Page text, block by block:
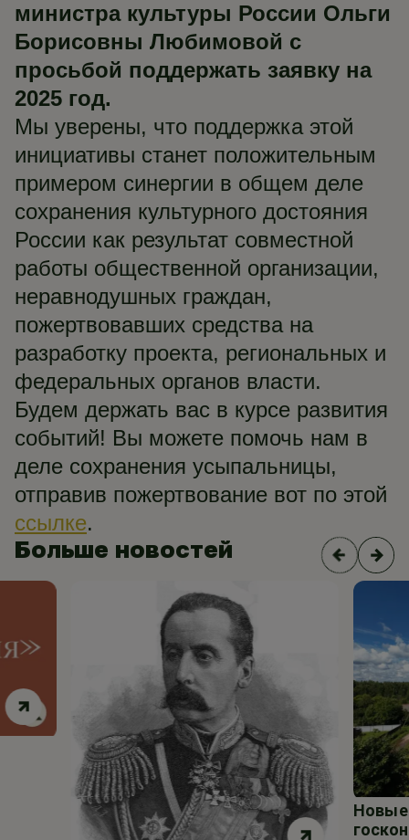
министра культуры России Ольги
Борисовны Любимовой с
просьбой поддержать заявку на
2025 год.
Мы уверены, что поддержка этой
инициативы станет положительным
примером синергии в общем деле
сохранения культурного достояния
России как результат совместной
работы общественной организации,
неравнодушных граждан,
пожертвовавших средства на
разработку проекта, региональных и
федеральных органов власти.
Будем держать вас в курсе развития
событий! Вы можете помочь нам в
деле сохранения усыпальницы,
отправив пожертвование вот по этой
ссылке.
Больше новостей
Новые